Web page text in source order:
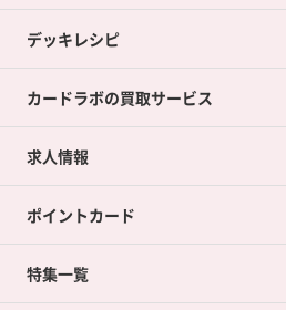
デッキレシピ
カードラボの買取サービス
カードラボの買取サービスTOP
店舗買取について
ネット買取について
求人情報
ポイントカード
ポイントカードTOP
特集一覧